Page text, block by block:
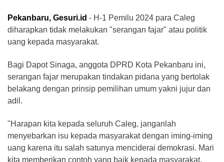
Pekanbaru, Gesuri.id - H-1 Pemilu 2024 para Caleg
diharapkan tidak melakukan "serangan fajar" atau politik
uang kepada masyarakat.
Bagi Dapot Sinaga, anggota DPRD Kota Pekanbaru ini,
serangan fajar merupakan tindakan pidana yang bertolak
belakang dengan prinsip pemilihan umum yakni jujur dan
adil.
"Harapan kita kepada seluruh Caleg, janganlah
menyebarkan isu kepada masyarakat dengan iming-iming
uang karena itu salah satunya menciderai demokrasi. Mari
kita memberikan contoh yang baik kepada masyarakat.